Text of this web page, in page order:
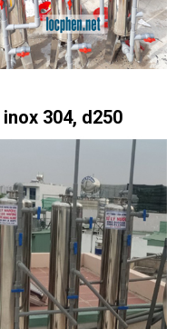
304, d250